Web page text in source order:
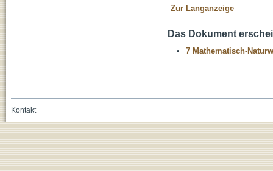
Zur Langanzeige
Das Dokument
7 Mathematisch-
Kontakt